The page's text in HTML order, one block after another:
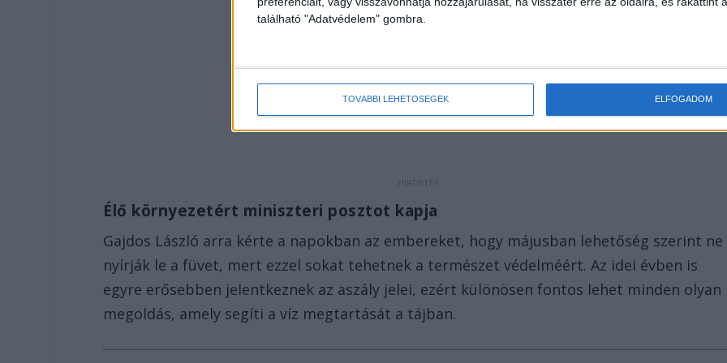
található "Adatvédelem" gombra.
TOVÁBBI LEHETŐSÉGEK ELFOGADOM
Élő környezetért miniszteri posztot kapja
Gajdos László arra kérte a napokban az embereket, hogy májusban lehetőség szerint ne
nyírják le a füvet, mert ezzel sokat tehetnek a természet védelméért. Az idei évben is
egyre erősebben jelentkeznek az aszály jelei, ezért különösen fontos lehet minden olyan
megoldás, amely segíti a víz megtartását a tájban.